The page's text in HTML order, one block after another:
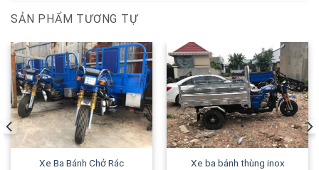
SẢN PHẨM TƯƠNG TỰ
Xe Ba Bánh Chở Rác Xe ba bánh thùng inox